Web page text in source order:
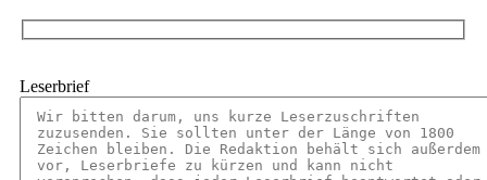
Leserbrief